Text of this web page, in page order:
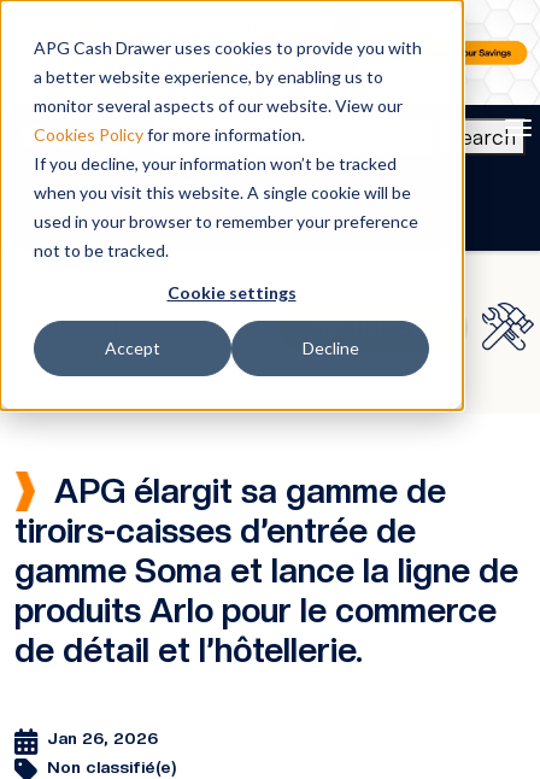
APG Cash Drawer uses cookies to provide you with
a better website experience, by enabling us to
monitor several aspects of our website. View our
Cookies Policyfor more information.
If you decline, your information won’t be tracked
when you visit this website. A single cookie will be
used in your browser to remember your preference
not to be tracked.
Cookie settings
Accept Decline
Search
FR
APG élargit sa gamme de
tiroirs-caisses d’entrée de
gamme Soma et lance la ligne de
produits Arlo pour le commerce
de détail et l’hôtellerie.
Jan 26, 2026
Non classifié(e)